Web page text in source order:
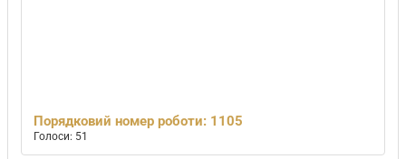
Порядковий номер роботи: 1105
Голоси: 51